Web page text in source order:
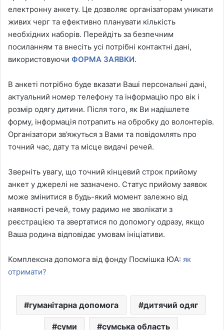
електронну анкету. Це дозволяє організаторам уникати
живих черг та ефективно планувати кількість
необхідних наборів. Перейдіть за безпечним
посиланням та внесіть усі потрібні контактні дані,
використовуючи ФОРМА ЗАЯВКИ.
В анкеті потрібно буде вказати Ваші персональні дані,
актуальний номер телефону та інформацію про вік і
розмір одягу дитини. Після того, як Ви надішлете
форму, інформація потрапить на обробку до волонтерів.
Організатори зв’яжуться з Вами та повідомлять про
точний час, дату та місце видачі речей.
Зверніть увагу, що точний кінцевий строк прийому
анкет у джерелі не зазначено. Статус прийому заявок
може змінитися в будь-який момент залежно від
наявності речей, тому радимо не зволікати з
реєстрацією та звертатися по допомогу одразу, якщо
Ваша родина відповідає умовам ініціативи.
Комплексна допомога від фонду Посмішка ЮА: як
отримати?
гуманітарна допомога дитячий одяг
суми сумська область